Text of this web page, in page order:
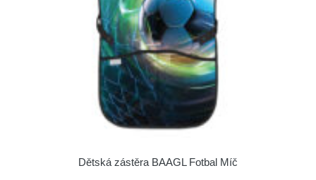
Dětská zástěra BAAGL Fotbal Míč